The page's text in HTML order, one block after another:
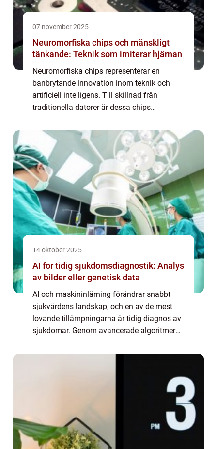
07 november 2025
Neuromorfiska chips och mänskligt
tänkande: Teknik som imiterar hjärnan
Neuromorfiska chips representerar en
banbrytande innovation inom teknik och
artificiell intelligens. Till skillnad från
traditionella datorer är dessa chips
och funktion, vilket m&ou...
14 oktober 2025
AI för tidig sjukdomsdiagnostik: Analys
av bilder eller genetisk data
AI och maskininlärning förändrar snabbt
sjukvårdens landskap, och en av de mest
lovande tillämpningarna är tidig diagnos av
sjukdomar. Genom avancerade algoritmer
såsom r&o...